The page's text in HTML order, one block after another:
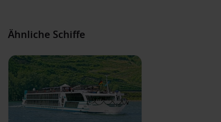
Ähnliche Schiffe